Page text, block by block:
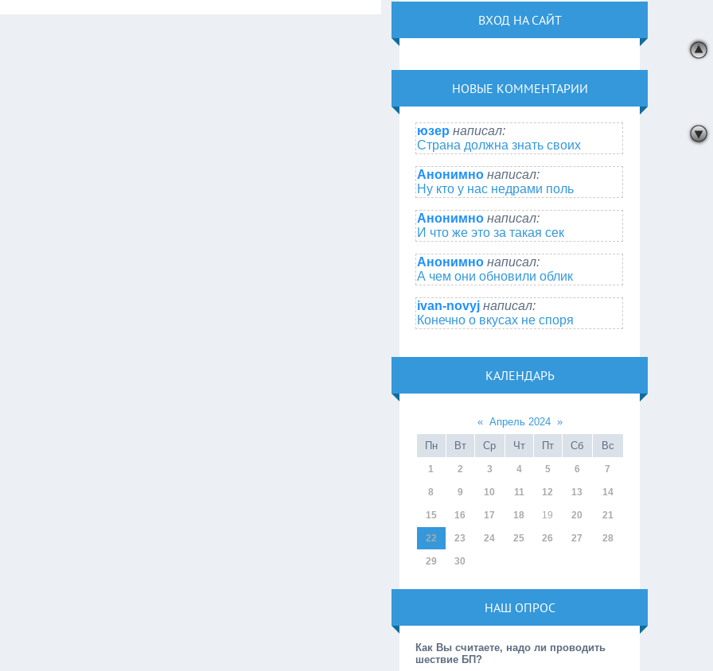
ВХОД НА САЙТ
НОВЫЕ КОММЕНТАРИИ
юзер написал:
Страна должна знать своих
Анонимно написал:
Ну кто у нас недрами поль
Анонимно написал:
И что же это за такая сек
Анонимно написал:
А чем они обновили облик
ivan-novyj написал:
Конечно о вкусах не споря
КАЛЕНДАРЬ
« Апрель 2024 »
Пн
Вт Ср Чт Пт Сб Вс
1 2 3 4 5 6 7
8 9 10 11 12 13 14
15 16 17 18 19 20 21
22 23 24 25 26 27 28
29 30
НАШ ОПРОС
Как Вы считаете, надо ли проводить
шествие БП?